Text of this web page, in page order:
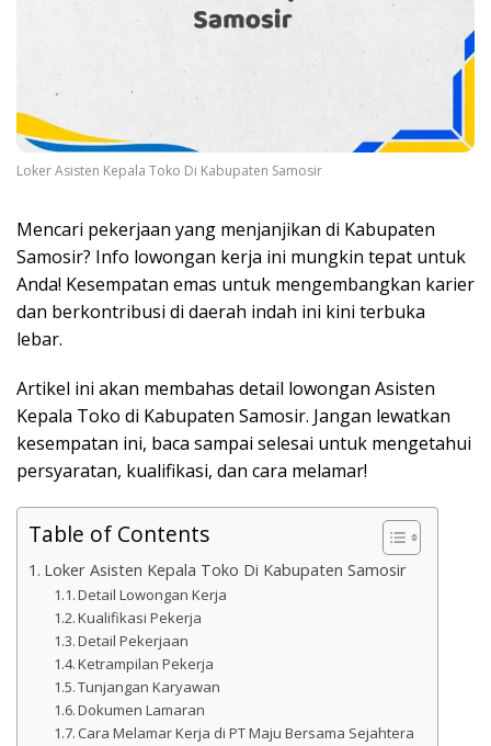
Loker Asisten Kepala Toko Di Kabupaten Samosir
Mencari pekerjaan yang menjanjikan di Kabupaten
Samosir? Info lowongan kerja ini mungkin tepat untuk
Anda! Kesempatan emas untuk mengembangkan karier
dan berkontribusi di daerah indah ini kini terbuka
lebar.
Artikel ini akan membahas detail lowongan Asisten
Kepala Toko di Kabupaten Samosir. Jangan lewatkan
kesempatan ini, baca sampai selesai untuk mengetahui
persyaratan, kualifikasi, dan cara melamar!
Table of Contents
Loker Asisten Kepala Toko Di Kabupaten Samosir
Detail Lowongan Kerja
Kualifikasi Pekerja
Detail Pekerjaan
Ketrampilan Pekerja
Tunjangan Karyawan
Dokumen Lamaran
Cara Melamar Kerja di PT Maju Bersama Sejahtera